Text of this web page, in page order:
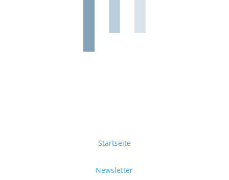
Startseite
Newsletter